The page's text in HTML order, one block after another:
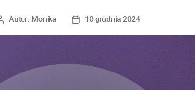
Autor: Monika 10 grudnia 2024